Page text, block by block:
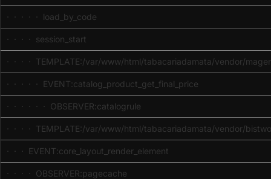
· · · · · load_by_code
· · · · session_start
· · · · TEMPLATE:/var/www/html/tabacariadamata/vendor/
· · · · · EVENT:catalog_product_get_final_price
· · · · · · OBSERVER:catalogrule
· · · · TEMPLATE:/var/www/html/tabacariadamata/vendor/
· · · EVENT:core_layout_render_element
· · · · OBSERVER:pagecache